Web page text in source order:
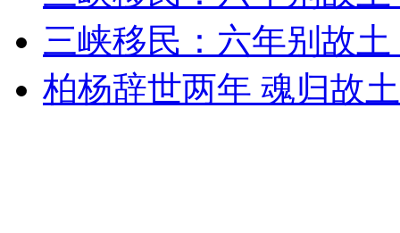
消防员救轻生者 花炮节热闹非凡 减压"枕头大战"
三峡移民：六年别故
柏杨辞世两年 魂归故